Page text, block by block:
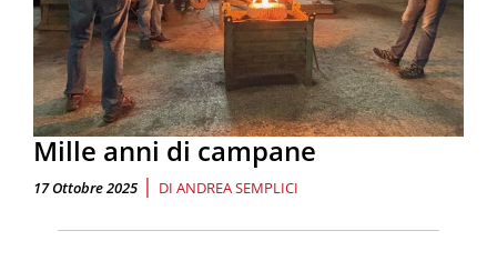
Mille anni di campane
17 Ottobre 2025 | DI ANDREA SEMPLICI